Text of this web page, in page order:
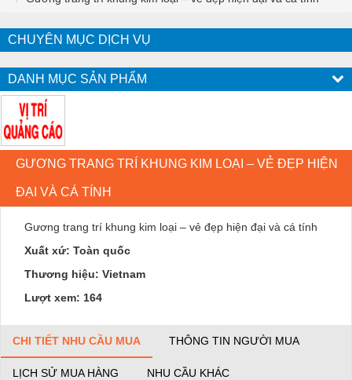
CHUYÊN MỤC DỊCH VỤ
DANH MỤC SẢN PHẨM
GƯƠNG TRANG TRÍ KHUNG KIM LOẠI – VẺ ĐẸP HIỆN
ĐẠI VÀ CÁ TÍNH
Gương trang trí khung kim loại – vẻ đẹp hiện đại và cá tính
Xuất xứ: Toàn quốc
Thương hiệu: Vietnam
Lượt xem: 164
CHI TIẾT NHU CẦU MUA THÔNG TIN NGƯỜI MUA
LỊCH SỬ MUA HÀNG NHU CẦU KHÁC